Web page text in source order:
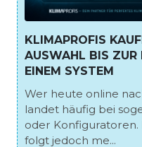
KLIMAPROFIS
AUSWAHL BIS ZUR
EINEM SYSTEM
Wer heute online
landet häufig bei
oder
folgt jedoch me...